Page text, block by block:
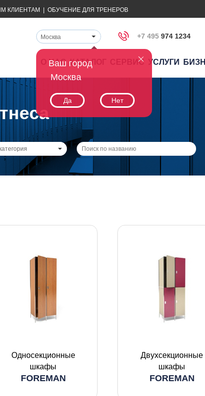
КЛИЕНТАМ ОБУЧЕНИЕ ДЛЯ ТРЕНЕРОВ
Ваш город
Москва
Да Нет
Москва +7 495 974 1234
О НАС КАТАЛОГ СЕРВИС УСЛУГИ
Односекционные
шкафы
FOREMAN
Двухсекционные
шкафы
FOREMAN